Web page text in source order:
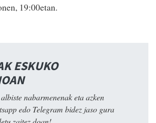
19:00etan.
ESKUKO
nabarmenenak eta azken
edo Telegram bidez jaso gura